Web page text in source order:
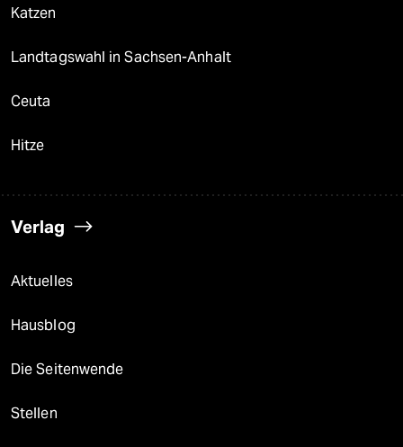
Katzen
Landtagswahl in Sachsen-Anhalt
Ceuta
Hitze
Verlag
Aktuelles
Hausblog
Die Seitenwende
Stellen